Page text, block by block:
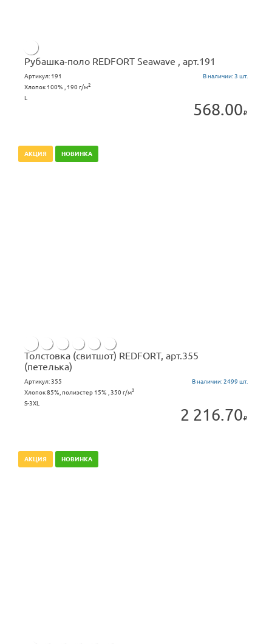
Рубашка-поло REDFORT Seawave , арт.191
Артикул: 191 В наличии:3 шт.
Хлопок 100% , 190 г/м2
L
568.00
АКЦИЯ НОВИНКА
Толстовка (свитшот) REDFORT, арт.355
(петелька)
Артикул:355 В наличии:2499 шт.
Хлопок 85%, полиэстер 15% , 350 г/м2
S-3XL
2 216.70
АКЦИЯ НОВИНКА